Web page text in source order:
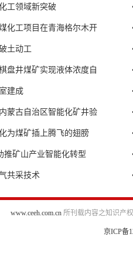
工领域新突破
化工项目在青海格尔木开
土动工
盘井煤矿实现液体浓度自
建成
蒙古自治区智能化矿井验
为煤矿插上腾飞的翅膀
推矿山产业智能化转型
共采技术
www.ceeh.com.cn所刊载内容之知识产
京ICP备